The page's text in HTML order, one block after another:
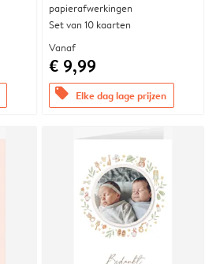
papierafwerkingen
Set van 10 kaarten
Vanaf
€ 9,99
offers Elke dag lage prijzen